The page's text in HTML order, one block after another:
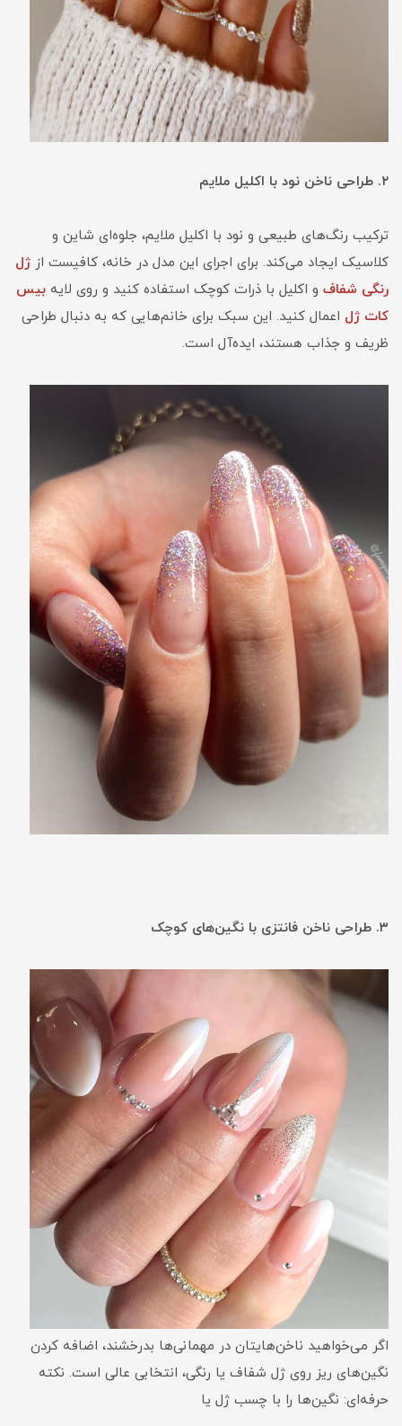
۲. طراحی ناخن نود با اکلیل ملایم
ترکیب رنگ‌های طبیعی و نود با اکلیل ملایم، جلوه‌ای شاین و
کلاسیک ایجاد می‌کند. برای اجرای این مدل در خانه، کافیست از ژل
رنگی شفاف و اکلیل با ذرات کوچک استفاده کنید و روی لایه بیس
کات ژل اعمال کنید. این سبک برای خانم‌هایی که به دنبال طراحی
ظریف و جذاب هستند، ایده‌آل است.
۳. طراحی ناخن فانتزی با نگین‌های کوچک
اگر می‌خواهید ناخن‌هایتان در مهمانی‌ها بدرخشند، اضافه کردن
نگین‌های ریز روی ژل شفاف یا رنگی، انتخابی عالی است. نکته
حرفه‌ای: نگین‌ها را با چسب ژل یا